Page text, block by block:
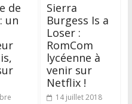
de
un
Sierra
Burgess Is a
Loser :
RomCom
lycéenne à
venir sur
Netflix !
14 juillet 2018